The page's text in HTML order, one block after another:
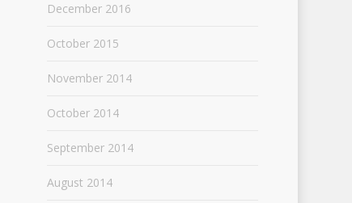
December 2016
October 2015
November 2014
October 2014
September 2014
August 2014